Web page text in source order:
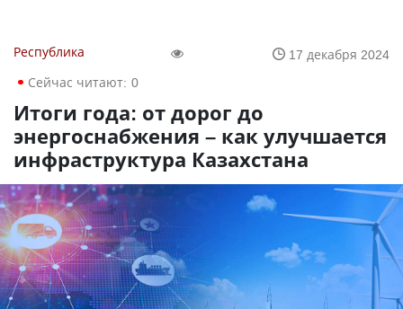
Республика
17 декабря 2024
Сейчас читают: 0
Итоги года: от дорог до
энергоснабжения – как улучшается
инфраструктура Казахстана